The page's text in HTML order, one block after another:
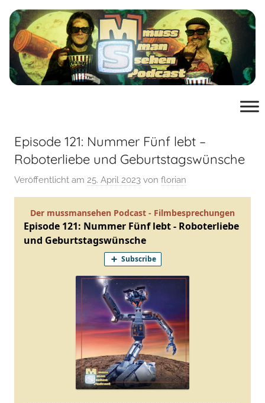
Zum
Inhalt
springen
sehen
Film-
Podcast
mussmansehen.de
Episode 121: Nummer Fünf lebt –
Roboterliebe und Geburtstagswünsche
Veröffentlicht am 25. April 2023 von florian